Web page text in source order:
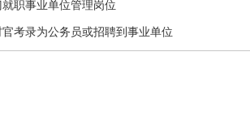
职事业单位管理岗位
考录为公务员或招聘到事业单位